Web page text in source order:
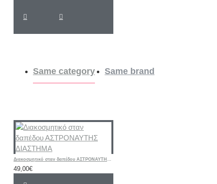
Same category Same brand
Διακοσμητικό σταν δαπέδου ΑΣΤΡΟΝΑΥΤΗΣ ΔΙΑΣΤΗΜΑ
49,00€